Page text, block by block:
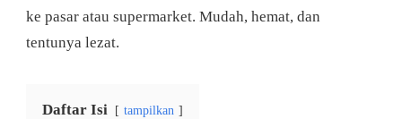
ke pasar atau supermarket. Mudah, hemat, dan
tentunya lezat.
Daftar Isi tampilkan